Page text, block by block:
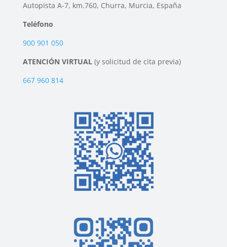
Autopista A-7, km.760, Churra, Murcia, España
Teléfono
900 901 050
ATENCIÓN VIRTUAL (y solicitud de cita previa)
667 960 814